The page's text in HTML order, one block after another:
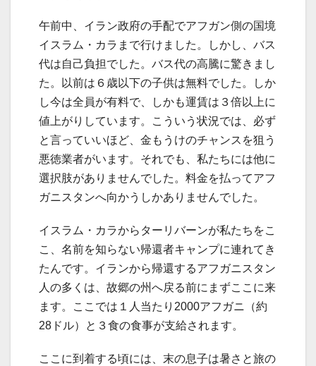
午前中、イラン政府の手配でアフガン側の国境
イスラム・カラまで行けました。しかし、バス
代は自己負担でした。バス代の高騰に驚きまし
た。以前は６歳以下の子供は無料でした。しか
し今は全員が有料で、しかも運賃は３倍以上に
値上がりしています。こういう状況では、必ず
と言っていいほど、金もうけのチャンスを狙う
悪徳業者がいます。それでも、私たちには他に
選択肢がありませんでした。料金を払ってアフ
ガニスタンへ向かうしかありませんでした。
イスラム・カラからターリバーンが私たちをこ
こ、名前を知らない帰還者キャンプに連れてき
たんです。イランから帰還するアフガニスタン
人の多くは、故郷の州へ戻る前にまずここに来
ます。ここでは１人当たり2000アフガニ（約
28ドル）と３食の食事が支給されます。
ここに到着する頃には、末の息子は暑さと旅の